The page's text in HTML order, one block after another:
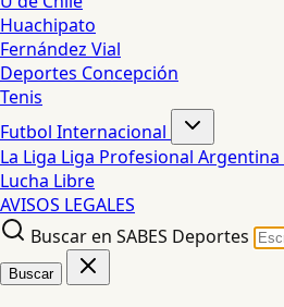
Huachipato
Fernández Vial
Deportes Concepción
Tenis
Futbol Internacional
La Liga Liga Profesional Argentina
Lucha Libre
AVISOS LEGALES
Buscar en SABES Deportes
Buscar